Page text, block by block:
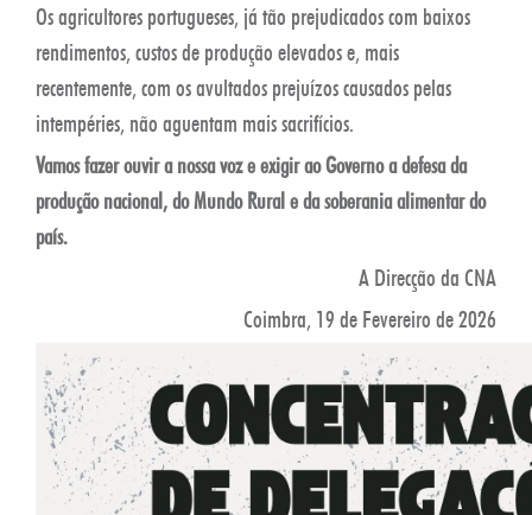
Os agricultores portugueses, já tão prejudicados com baixos
rendimentos, custos de produção elevados e, mais
recentemente, com os avultados prejuízos causados pelas
intempéries, não aguentam mais sacrifícios.
Vamos fazer ouvir a nossa voz e exigir ao Governo a defesa da
produção nacional, do Mundo Rural e da soberania alimentar do
país.
A Direcção da CNA
Coimbra, 19 de Fevereiro de 2026